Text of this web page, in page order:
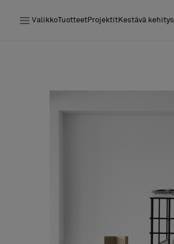
ValikkoTuotteetProjektitKestävä kehitys
Kestävä kehitys